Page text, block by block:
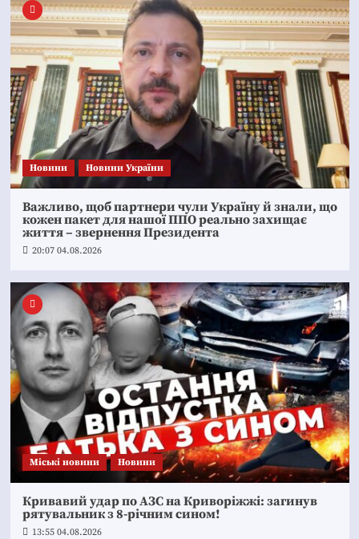
Новини Новини України
Важливо, щоб партнери чули Україну й знали, що
кожен пакет для нашої ППО реально захищає
життя – звернення Президента
20:07 04.08.2026
Mіські новини Новини
Кривавий удар по АЗС на Криворіжжі: загинув
рятувальник з 8-річним сином!
13:55 04.08.2026